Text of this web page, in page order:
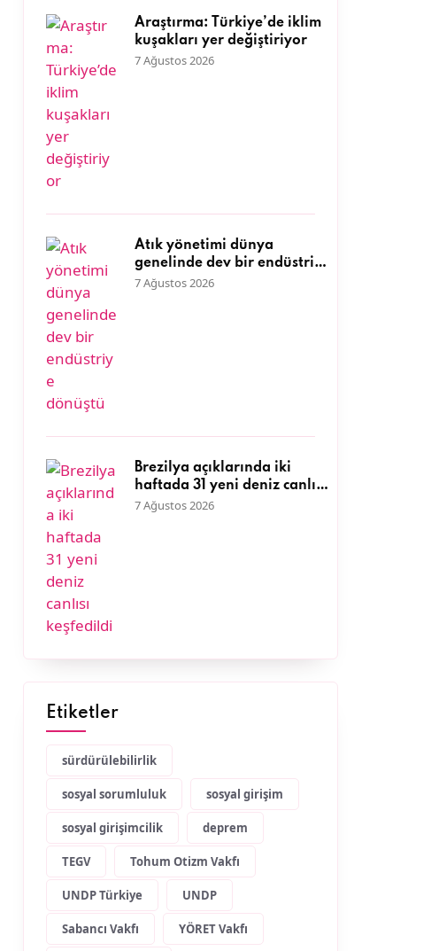
Araştırma: Türkiye’de iklim
kuşakları yer değiştiriyor
7 Ağustos 2026
Atık yönetimi dünya
genelinde dev bir endüstriye
dönüştü
7 Ağustos 2026
Brezilya açıklarında iki
haftada 31 yeni deniz canlısı
keşfedildi
7 Ağustos 2026
Etiketler
sürdürülebilirlik
sosyal sorumluluk sosyal girişim
sosyal girişimcilik deprem
TEGV Tohum Otizm Vakfı
UNDP Türkiye UNDP
Sabancı Vakfı YÖRET Vakfı